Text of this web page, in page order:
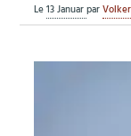
Le13 Januarpar